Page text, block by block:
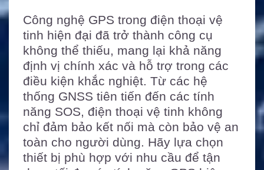
Công nghệ GPS trong điện thoại vệ
tinh hiện đại đã trở thành công cụ
không thể thiếu, mang lại khả năng
định vị chính xác và hỗ trợ trong các
điều kiện khắc nghiệt. Từ các hệ
thống GNSS tiên tiến đến các tính
năng SOS, điện thoại vệ tinh không
chỉ đảm bảo kết nối mà còn bảo vệ an
toàn cho người dùng. Hãy lựa chọn
thiết bị phù hợp với nhu cầu để tận